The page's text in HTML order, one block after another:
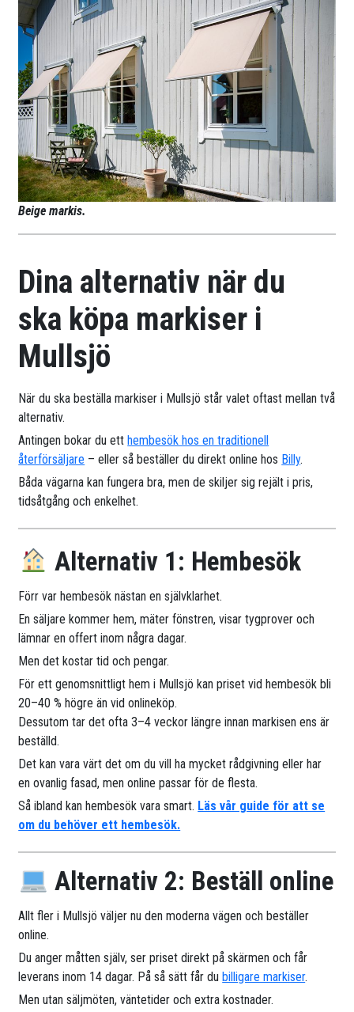
Beige markis.
Dina alternativ när du
ska köpa markiser i
Mullsjö
När du ska beställa markiser i Mullsjö står valet oftast mellan två
alternativ.
Antingen bokar du etthembesök hos en traditionell
återförsäljare – eller så beställer du direkt online hos Billy.
Båda vägarna kan fungera bra, men de skiljer sig rejält i pris,
tidsåtgång och enkelhet.
Alternativ 1: Hembesök
Förr var hembesök nästan en självklarhet.
En säljare kommer hem, mäter fönstren, visar tygprover och
lämnar en offert inom några dagar.
Men det kostar tid och pengar.
För ett genomsnittligt hem i Mullsjö kan priset vid hembesök bli
20–40 % högre än vid onlineköp.
Dessutom tar det ofta 3–4 veckor längre innan markisen ens är
beställd.
Det kan vara värt det om du vill ha mycket rådgivning eller har
en ovanlig fasad, men online passar för de flesta.
Så ibland kan hembesök vara smart. Läs vår guide för att se
om du behöver ett hembesök.
Alternativ 2: Beställ online
Allt fler i Mullsjö väljer nu den moderna vägen och beställer
online.
Du anger måtten själv, ser priset direkt på skärmen och får
leverans inom 14 dagar. På så sätt får dubilligare markiser.
Men utan säljmöten, väntetider och extra kostnader.